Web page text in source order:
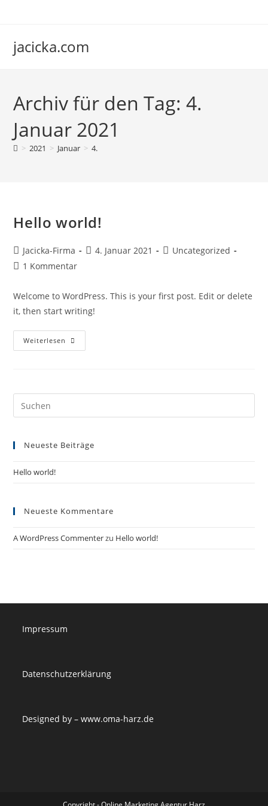
jacicka.com
Archiv für den Tag: 4.
Januar 2021
> 2021 > Januar > 4.
Hello world!
Jacicka-Firma 4. Januar 2021
Uncategorized
1 Kommentar
Welcome to WordPress. This is your first post. Edit or delete
it, then start writing!
Weiterlesen
Neueste Beiträge
Hello world!
Neueste Kommentare
A WordPress Commenterzu Hello world!
Impressum
Datenschutzerklärung
Designed by –www.oma-harz.de